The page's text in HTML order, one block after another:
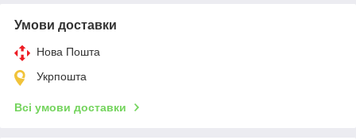
Умови доставки
Нова Пошта
Укрпошта
Всі умови доставки